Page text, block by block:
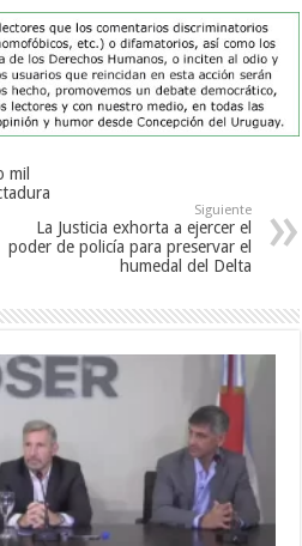
mil
Siguiente
La Justicia exhorta a ejercer el
poder de policía para preservar el
humedal del Delta